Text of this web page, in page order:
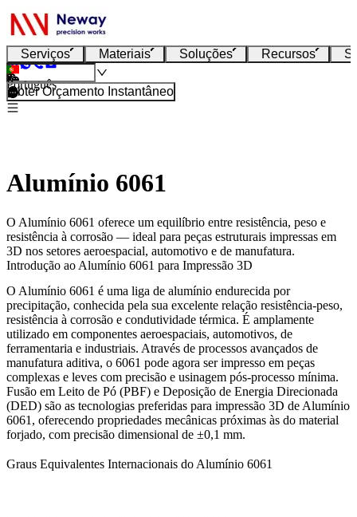
Serviços Materiais Soluções Recursos
Português
Obter Orçamento Instantâneo
Alumínio 6061
O Alumínio 6061 oferece um equilíbrio entre resistência, peso e
resistência à corrosão — ideal para peças estruturais impressas em
3D nos setores aeroespacial, automotivo e de manufatura.
Introdução ao Alumínio 6061 para Impressão 3D
O Alumínio 6061 é uma liga de alumínio endurecida por
precipitação, conhecida pela sua excelente relação resistência-peso,
resistência à corrosão e condutividade térmica. É amplamente
utilizado em componentes aeroespaciais, automotivos, de
ferramentaria e industriais. Através de processos avançados de
manufatura aditiva, o 6061 pode agora ser impresso em peças
complexas e leves com precisão e usinagem pós-processo mínima.
Fusão em Leito de Pó (PBF) e Deposição de Energia Direcionada
(DED) são as tecnologias preferidas para impressão 3D de Alumínio
6061, oferecendo propriedades mecânicas próximas às do material
forjado, com precisão dimensional de ±0,1 mm.
Graus Equivalentes Internacionais do Alumínio 6061